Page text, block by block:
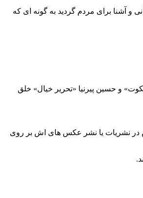
و آشنا برای مردم گردید به گونه ای که
و حسین پیرنیا «تحریر خیال» خلق
در نشریات یا نشر عکس های اش بر روی